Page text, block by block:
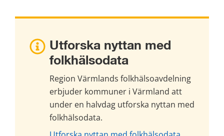
Utforska nyttan med
folkhälsodata
Region Värmlands folkhälsoavdelning
erbjuder kommuner i Värmland att
under en halvdag utforska nyttan med
folkhälsodata.